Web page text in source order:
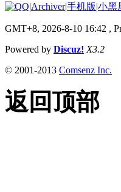
|Archiver|手机版|小黑
GMT+8, 2026-8-10 16:42 ,
Powered by Discuz! X3.2
© 2001-2013 Comsenz Inc.
返回顶部